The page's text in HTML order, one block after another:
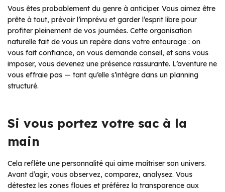
Vous êtes probablement du genre à anticiper. Vous aimez être
prête à tout, prévoir l’imprévu et garder l’esprit libre pour
profiter pleinement de vos journées. Cette organisation
naturelle fait de vous un repère dans votre entourage : on
vous fait confiance, on vous demande conseil, et sans vous
imposer, vous devenez une présence rassurante. L’aventure ne
vous effraie pas — tant qu’elle s’intègre dans un planning
structuré.
Si vous portez votre sac à la
main
Cela reflète une personnalité qui aime maîtriser son univers.
Avant d’agir, vous observez, comparez, analysez. Vous
détestez les zones floues et préférez la transparence aux